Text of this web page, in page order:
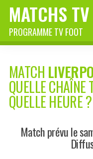
MATCHS TV
PROGRAMME TV FOOT
MATCH
QUELLE CHAÎNE
QUELLE HEURE ?
Match prévu le